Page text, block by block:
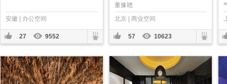
安徽 | 办公空间
27 9552
董豫赣
北京 | 商业空间
57 10623